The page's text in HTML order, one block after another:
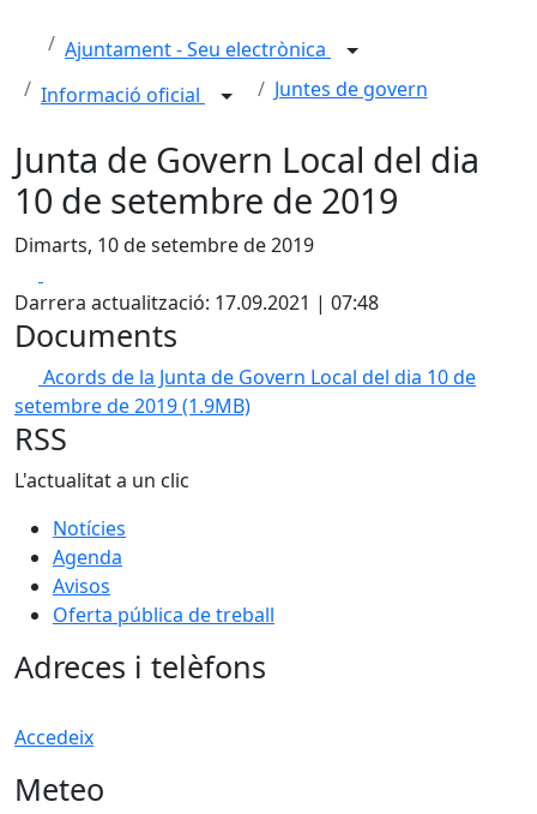
Ajuntament - Seu electrònica
Informació oficial
Juntes de govern
Junta de Govern Local del dia
10 de setembre de 2019
Dimarts, 10 de setembre de 2019
Darrera actualització: 17.09.2021 | 07:48
Documents
Acords de la Junta de Govern Local del dia 10 de
setembre de 2019(1.9MB)
RSS
L'actualitat a un clic
Notícies
Agenda
Avisos
Oferta pública de treball
Adreces i telèfons
Accedeix
Meteo